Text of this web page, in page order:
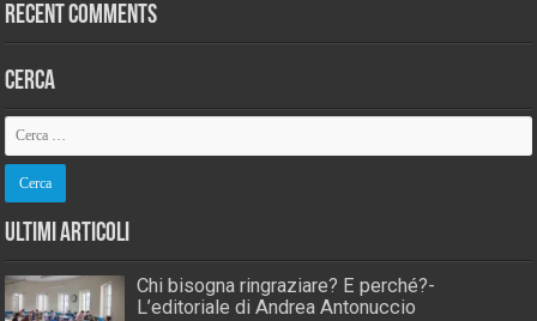
Recent Comments
Cerca
Ultimi Articoli
Chi bisogna ringraziare? E perché?-
L’editoriale di Andrea Antonuccio